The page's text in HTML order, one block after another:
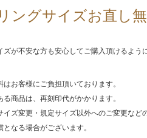
ングサイズお直し
ズが不安な方も安心してご購入頂けるよう
お客様にご負担頂いております。
商品は、再刻印代がかかります。
ズ変更・規定サイズ以外へのご変更など
となる場合がございます。